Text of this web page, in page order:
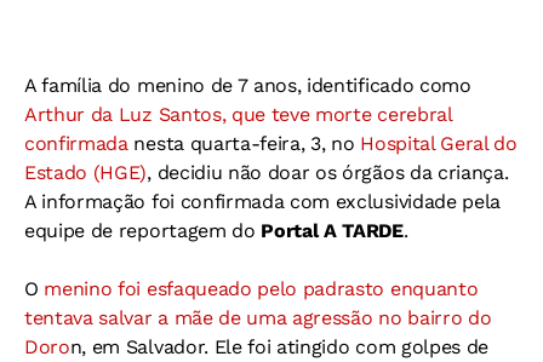
A família do menino de 7 anos, identificado como
Arthur da Luz Santos, que teve morte cerebral
confirmada nesta quarta-feira, 3, no Hospital Geral do
Estado (HGE), decidiu não doar os órgãos da criança.
A informação foi confirmada com exclusividade pela
equipe de reportagem do Portal A TARDE.
O menino foi esfaqueado pelo padrasto enquanto
tentava salvar a mãe de uma agressão no bairro do
Doron, em Salvador. Ele foi atingido com golpes de